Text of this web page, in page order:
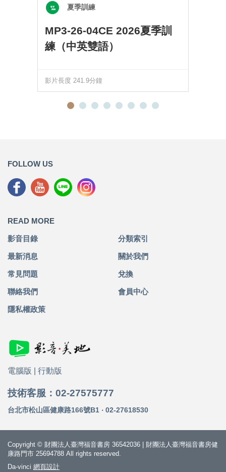
夏季訓練
MP3-26-04CE 2026夏季訓
練（中英雙語）
影片長度 241.9分鐘
FOLLOW US
READ MORE
影音目錄 分類索引
最新消息 關於我們
常見問題 兌換
聯絡我們 會員中心
隱私權政策
電腦版 行動版
技術客服：02-27575777
台北市松山區健康路166號B1 ‧ 02-27618530
Copyright © 財團法人臺灣福音書房 36542036 | 財團法人臺灣福音書房健
康路門市 25694788 All rights reserved.
Da-vinci 網頁設計